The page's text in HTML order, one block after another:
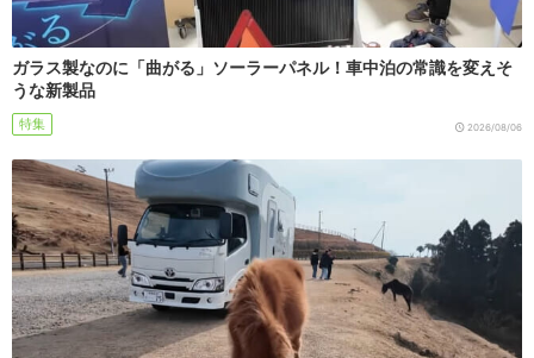
ガラス製なのに「曲がる」ソーラーパネル！車中泊の常識を変えそ
うな新製品
特集 2026/08/06